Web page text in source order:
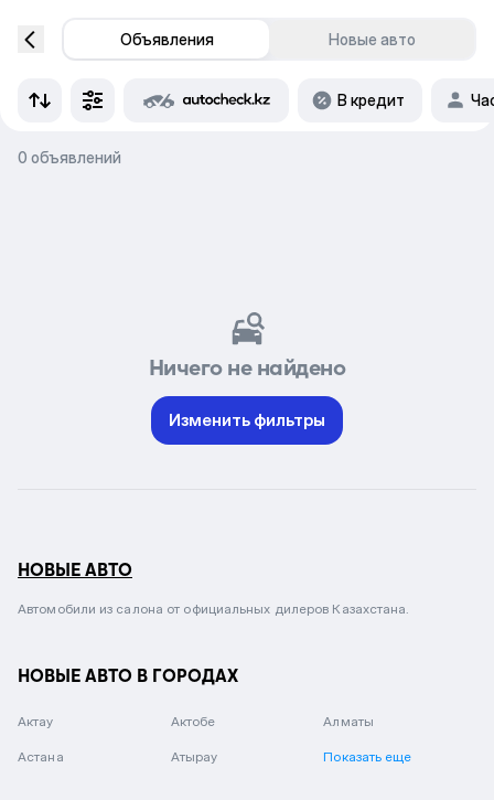
Объявления Новые авто
В кредит
0 объявлений
Ничего не найдено
Изменить фильтры
НОВЫЕ АВТО
Автомобили из салона от официальных дилеров Казахстана.
НОВЫЕ АВТО В ГОРОДАХ
Актау Актобе Алматы
Астана Атырау Показать еще